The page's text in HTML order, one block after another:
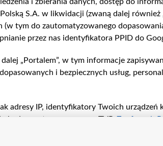
S.A. w likwidacji (zwaną dalej również
(w tym do zautomatyzowanego
przez nas identyfikatora PPID do
„Portalem”, w tym informacje
i bezpiecznych usług,
adresy IP, identyfikatory Twoich urządzeń
przetwarzane przez TVP, Zaufanych
na urządzeniu lub dostęp do nich, wyboru
treści, wyboru